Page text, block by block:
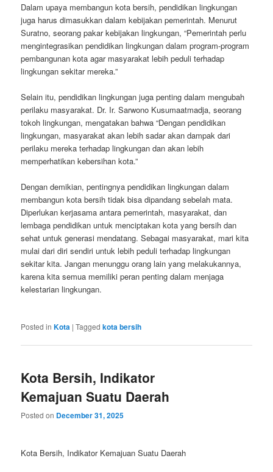
Dalam upaya membangun kota bersih, pendidikan lingkungan
juga harus dimasukkan dalam kebijakan pemerintah. Menurut
Suratno, seorang pakar kebijakan lingkungan, “Pemerintah perlu
mengintegrasikan pendidikan lingkungan dalam program-program
pembangunan kota agar masyarakat lebih peduli terhadap
lingkungan sekitar mereka.”
Selain itu, pendidikan lingkungan juga penting dalam mengubah
perilaku masyarakat. Dr. Ir. Sarwono Kusumaatmadja, seorang
tokoh lingkungan, mengatakan bahwa “Dengan pendidikan
lingkungan, masyarakat akan lebih sadar akan dampak dari
perilaku mereka terhadap lingkungan dan akan lebih
memperhatikan kebersihan kota.”
Dengan demikian, pentingnya pendidikan lingkungan dalam
membangun kota bersih tidak bisa dipandang sebelah mata.
Diperlukan kerjasama antara pemerintah, masyarakat, dan
lembaga pendidikan untuk menciptakan kota yang bersih dan
sehat untuk generasi mendatang. Sebagai masyarakat, mari kita
mulai dari diri sendiri untuk lebih peduli terhadap lingkungan
sekitar kita. Jangan menunggu orang lain yang melakukannya,
karena kita semua memiliki peran penting dalam menjaga
kelestarian lingkungan.
Posted in Kota |Tagged kota bersih
Kota Bersih, Indikator
Kemajuan Suatu Daerah
Posted on December 31, 2025
Kota Bersih, Indikator Kemajuan Suatu Daerah